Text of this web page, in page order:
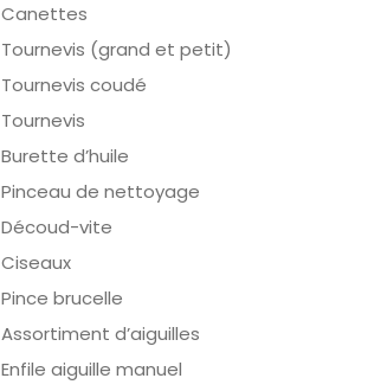
Canettes
Tournevis (grand et petit)
Tournevis coudé
Tournevis
Burette d’huile
Pinceau de nettoyage
Découd-vite
Ciseaux
Pince brucelle
Assortiment d’aiguilles
Enfile aiguille manuel